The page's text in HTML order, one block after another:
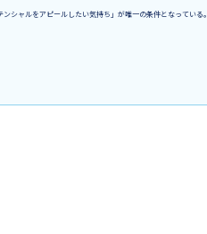
シャルをアピールしたい気持ち」が唯一の条件となっている。